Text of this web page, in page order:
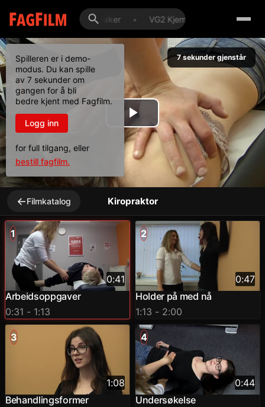
IT-konsulent Baker • VG2 Kjemiprosess VG2
Play
Video
7sekunder gjenstår
Spilleren er i demo-
modus. Du kan spille
av 7 sekunder om
gangen for å bli
bedre kjent med Fagfilm.
Logg inn
for full tilgang, eller
bestill fagfilm.
←Filmkatalog Kiropraktor
1
0:41
Arbeidsoppgaver
0:31 - 1:13
2
0:47
Holder på med nå
1:13 - 2:00
3
1:08
Behandlingsformer
4
0:44
Undersøkelse